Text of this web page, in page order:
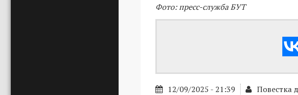
Фото: пресс-служба БУТ
12/09/2025 - 21:39 Повестка